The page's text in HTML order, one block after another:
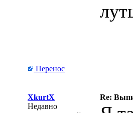
Перенос
XkurtX
Re:
Недавно